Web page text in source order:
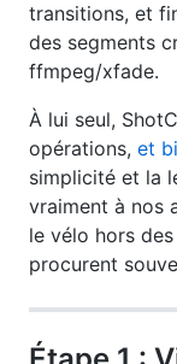
transitions, et
des segments
ffmpeg/xfade.
À lui seul,
opérations, et
simplicité et la
vraiment à nos
le vélo hors
procurent